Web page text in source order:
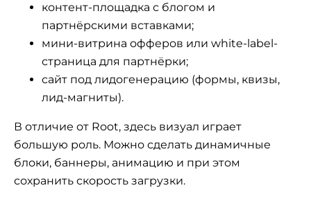
контент-площадка с блогом и
партнёрскими вставками;
мини-витрина офферов или white-label-
страница для партнёрки;
сайт под лидогенерацию (формы, квизы,
лид-магниты).
В отличие от Root, здесь визуал играет
большую роль. Можно сделать динамичные
блоки, баннеры, анимацию и при этом
сохранить скорость загрузки.